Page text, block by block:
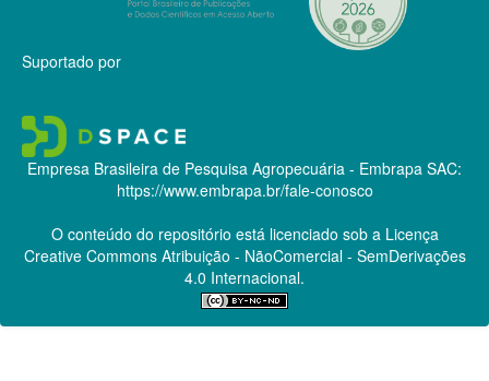
Suportado por
Empresa Brasileira de Pesquisa Agropecuária - Embrapa SAC:
https://www.embrapa.br/fale-conosco
O conteúdo do repositório está licenciado sob a Licença
Creative CommonsAtribuição - NãoComercial - SemDerivações
4.0 Internacional.